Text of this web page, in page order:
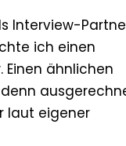
Interview-
ich einen
ähnlichen
denn
laut eigener